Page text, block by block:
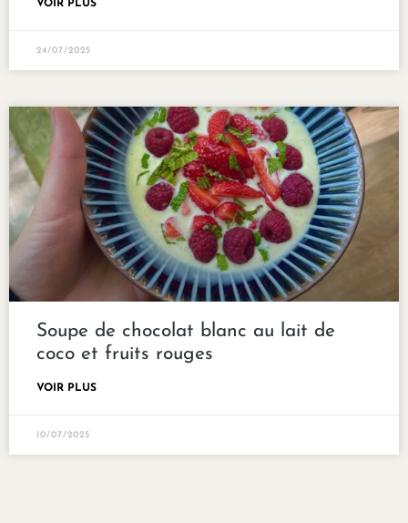
VOIR PLUS
24/07/2025
Soupe de chocolat blanc au lait de
coco et fruits rouges
VOIR PLUS
10/07/2025